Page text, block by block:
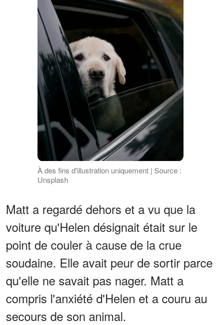
À des fins d'illustration uniquement | Source :
Unsplash
Matt a regardé dehors et a vu que la
voiture qu'Helen désignait était sur le
point de couler à cause de la crue
soudaine. Elle avait peur de sortir parce
qu'elle ne savait pas nager. Matt a
compris l'anxiété d'Helen et a couru au
secours de son animal.